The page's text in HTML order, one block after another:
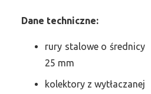
Dane techniczne:
rury stalowe o średnicy
25 mm
kolektory z wytłaczanej